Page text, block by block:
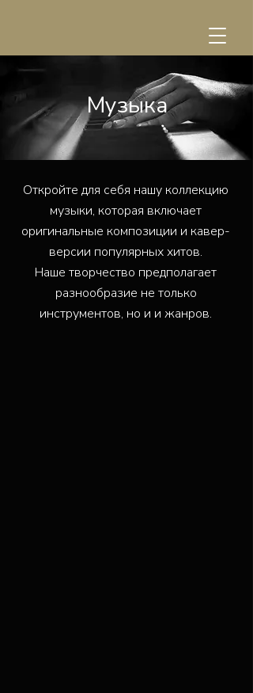
Музыка
Откройте для себя нашу коллекцию
музыки, которая включает
оригинальные композиции и кавер-
версии популярных хитов.
Наше творчество предполагает
разнообразие не только
инструментов, но и и жанров.